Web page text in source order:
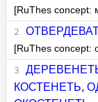
[RuThes concept:
[RuThes concept:
КОСТЕНЕТЬ,